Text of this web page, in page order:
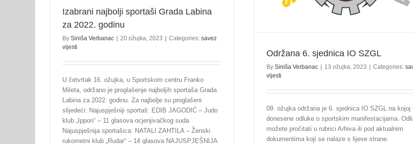
Izabrani najbolji sportaši Grada Labina
za 2022. godinu
By Siniša Verbanac 20 ožujka, 2023 Categories: savez
vijesti
U četvrtak 16. ožujka, u Sportskom centru Franko
Mileta, održano je proglašenje najboljih sportaša Grada
Labina za 2022. godinu. Za najbolje su proglašeni
slijedeći: Najuspješniji sportaš: EDIB JAGODIĆ – Judo
klub „Ippon“ – 11 glasova ocjenjivačkog suda
Najuspješnija sportašica: NATALI ZAHTILA – Ženski
rukometni klub „Rudar“ – 14 glasova NAJUSPJEŠNIJA
Održana 6. sjednica IO SZGL
By Siniša Verbanac 13 ožujka, 2023 Categories:
vijesti
09. ožujka održana je 6. sjednica IO SZGL na kojoj
donesene odluke o sportskim manifestacijama.
možete pročitati u rubrici Arhiva ili pod aktualnim
dokumentima koji se nalaze s lijeve strane.